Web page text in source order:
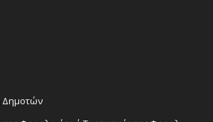
Δημοτών